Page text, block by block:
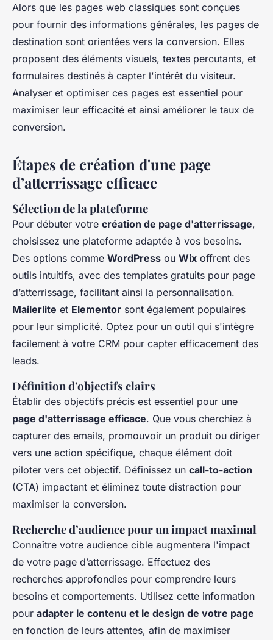
Alors que les pages web classiques sont conçues
pour fournir des informations générales, les pages de
destination sont orientées vers la conversion. Elles
proposent des éléments visuels, textes percutants, et
formulaires destinés à capter l'intérêt du visiteur.
Analyser et optimiser ces pages est essentiel pour
maximiser leur efficacité et ainsi améliorer le taux de
conversion.
Étapes de création d'une page
d’atterrissage efficace
Sélection de la plateforme
Pour débuter votre création de page d'atterrissage,
choisissez une plateforme adaptée à vos besoins.
Des options comme WordPress ou Wix offrent des
outils intuitifs, avec des templates gratuits pour page
d’atterrissage, facilitant ainsi la personnalisation.
Mailerlite et Elementor sont également populaires
pour leur simplicité. Optez pour un outil qui s'intègre
facilement à votre CRM pour capter efficacement des
leads.
Définition d'objectifs clairs
Établir des objectifs précis est essentiel pour une
page d'atterrissage efficace. Que vous cherchiez à
capturer des emails, promouvoir un produit ou diriger
vers une action spécifique, chaque élément doit
piloter vers cet objectif. Définissez un call-to-action
(CTA) impactant et éliminez toute distraction pour
maximiser la conversion.
Recherche d’audience pour un impact maximal
Connaître votre audience cible augmentera l'impact
de votre page d’atterrissage. Effectuez des
recherches approfondies pour comprendre leurs
besoins et comportements. Utilisez cette information
pour adapter le contenu et le design de votre page
en fonction de leurs attentes, afin de maximiser